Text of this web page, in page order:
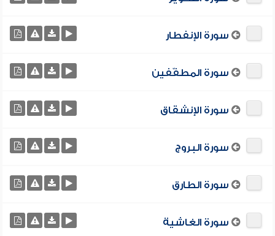
سورة الإنفطار
سورة المطفّفين
سورة الإنشقاق
سورة البروج
سورة الطارق
سورة الغاشية